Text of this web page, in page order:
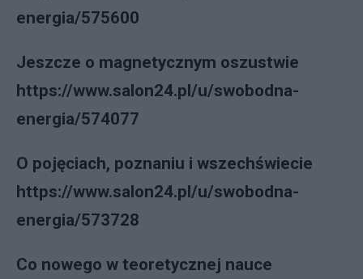
energia/575600
Jeszcze o magnetycznym oszustwie
https://www.salon24.pl/u/swobodna-
energia/574077
O pojęciach, poznaniu i wszechświecie
https://www.salon24.pl/u/swobodna-
energia/573728
Co nowego w teoretycznej nauce